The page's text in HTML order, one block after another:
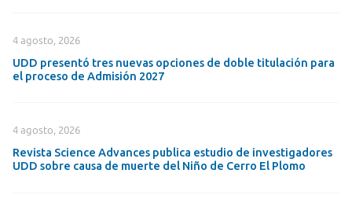
4 agosto, 2026
UDD presentó tres nuevas opciones de doble titulación para
el proceso de Admisión 2027
4 agosto, 2026
Revista Science Advances publica estudio de investigadores
UDD sobre causa de muerte del Niño de Cerro El Plomo